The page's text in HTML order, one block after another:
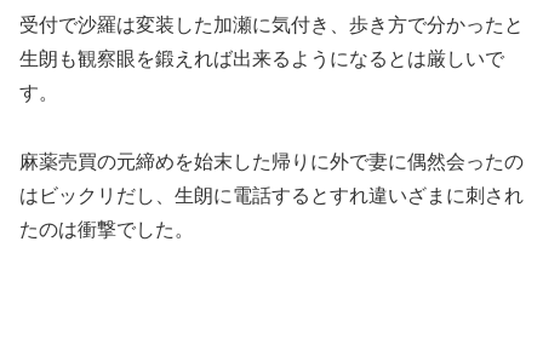
受付で沙羅は変装した加瀬に気付き、歩き方で分かったと
生朗も観察眼を鍛えれば出来るようになるとは厳しいで
す。
麻薬売買の元締めを始末した帰りに外で妻に偶然会ったの
はビックリだし、生朗に電話するとすれ違いざまに刺され
たのは衝撃でした。